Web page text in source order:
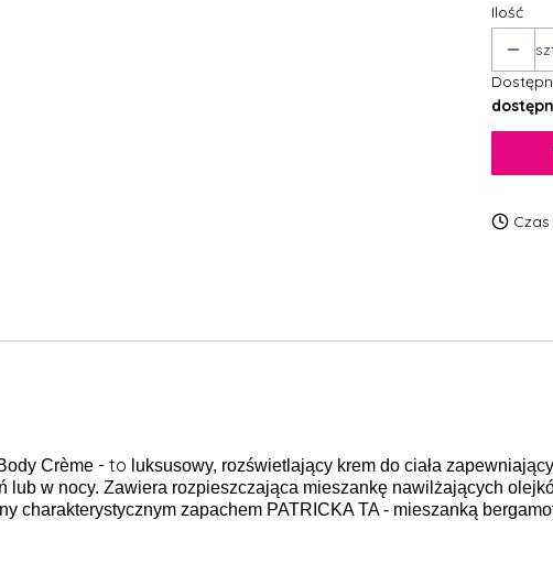
Ilość
Czas
Crème- to luksusowy, rozświetlający krem do ciała
lub w nocy. Zawiera rozpieszczająca mieszankę nawilżających
charakterystycznym zapachem PATRICKA TA - mieszanką